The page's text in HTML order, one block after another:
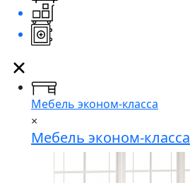
Мебель эконом-класса
×
Мебель эконом-класса